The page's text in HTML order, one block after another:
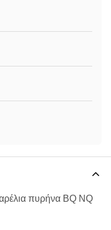
πυρήνα BQ NQ